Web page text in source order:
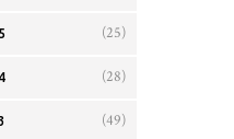
(25)
(28)
(49)